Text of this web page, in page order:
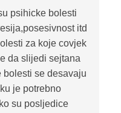
psihicke bolesti
itd
za koje covjek
da slijedi sejtana
bolesti se desavaju
je potrebno
su posljedice